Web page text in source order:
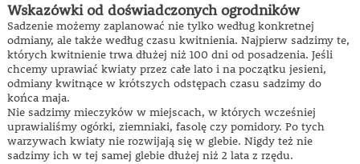
Wskazówki od doświadczonych ogrodników
Sadzenie możemy zaplanować nie tylko według konkretnej
odmiany, ale także według czasu kwitnienia. Najpierw sadzimy te,
których kwitnienie trwa dłużej niż 100 dni od posadzenia. Jeśli
chcemy uprawiać kwiaty przez całe lato i na początku jesieni,
odmiany kwitnące w krótszych odstępach czasu sadzimy do
końca maja.
Nie sadzimy mieczyków w miejscach, w których wcześniej
uprawialiśmy ogórki, ziemniaki, fasolę czy pomidory. Po tych
warzywach kwiaty nie rozwijają się w glebie. Nigdy też nie
sadzimy ich w tej samej glebie dłużej niż 2 lata z rzędu.